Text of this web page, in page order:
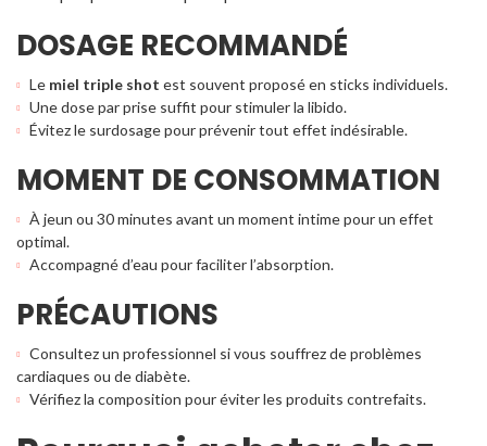
DOSAGE RECOMMANDÉ
Le miel triple shot est souvent proposé en sticks individuels.
Une dose par prise suffit pour stimuler la libido.
Évitez le surdosage pour prévenir tout effet indésirable.
MOMENT DE CONSOMMATION
À jeun ou 30 minutes avant un moment intime pour un effet
optimal.
Accompagné d’eau pour faciliter l’absorption.
PRÉCAUTIONS
Consultez un professionnel si vous souffrez de problèmes
cardiaques ou de diabète.
Vérifiez la composition pour éviter les produits contrefaits.